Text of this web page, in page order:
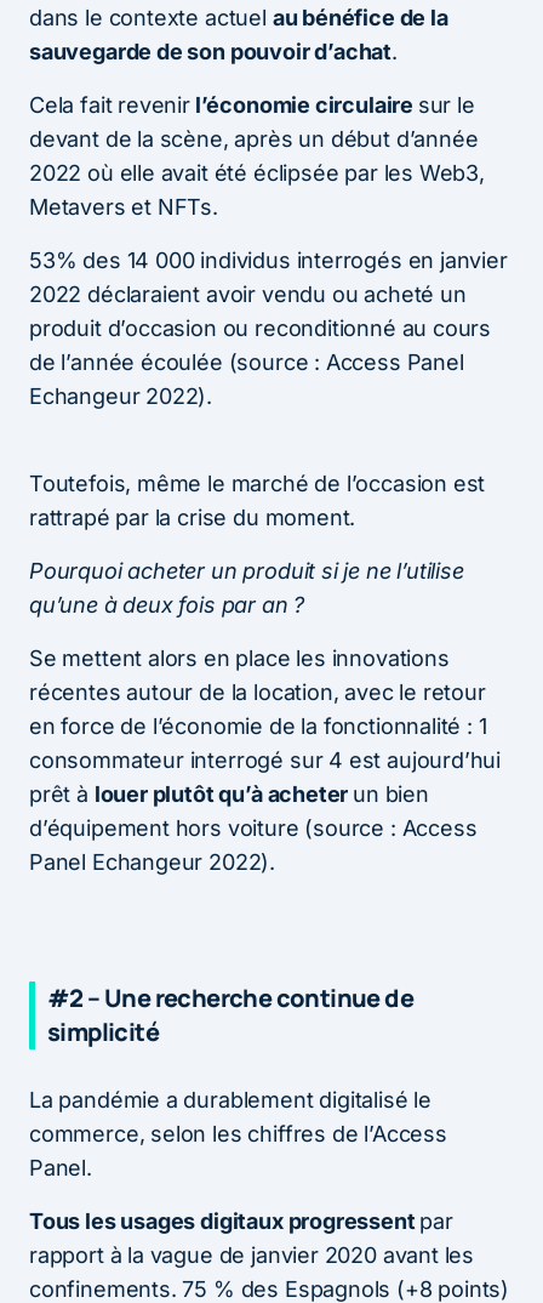
dans le contexte actuel au bénéfice de la
sauvegarde de son pouvoir d’achat.
Cela fait revenirl’économie circulaire sur le
devant de la scène, après un début d’année
2022 où elle avait été éclipsée par les Web3,
Metavers et NFTs.
53% des 14 000 individus interrogés en janvier
2022 déclaraient avoir vendu ou acheté un
produit d’occasion ou reconditionné au cours
de l’année écoulée (source : Access Panel
Echangeur 2022).
Toutefois, même le marché de l’occasion est
rattrapé par la crise du moment.
Pourquoi acheter un produit si je ne l’utilise
qu’une à deux fois par an ?
Se mettent alors en place les innovations
récentes autour de la location, avec le retour
en force de l’économie de la fonctionnalité : 1
consommateur interrogé sur 4 est aujourd’hui
prêt à louer plutôt qu’à acheter un bien
d’équipement hors voiture (source : Access
Panel Echangeur 2022).
#2 – Une recherche continue de
simplicité
La pandémie a durablement digitalisé le
commerce, selon les chiffres de l’Access
Panel.
Tous les usages digitaux progressent par
rapport à la vague de janvier 2020 avant les
confinements. 75 % des Espagnols (+8 points)